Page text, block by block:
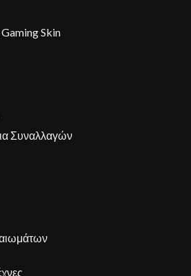
Skin
Συναλλαγών